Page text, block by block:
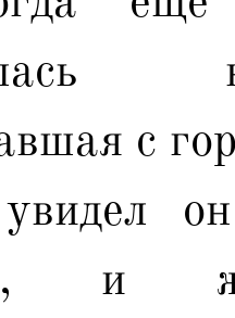
с
и